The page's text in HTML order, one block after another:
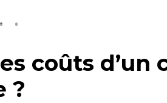
coûts d’un
?